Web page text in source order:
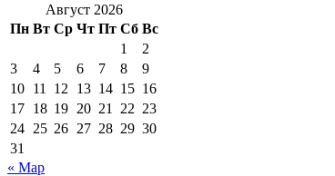
Август 2026
Пн Вт Ср Чт Пт Сб Вс
1
2
3
4 5 6 7 8
9
10 11 12 13 14 15 16
17 18 19 20 21 22 23
24 25 26 27 28 29 30
31
« Мар